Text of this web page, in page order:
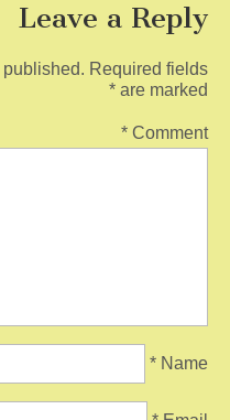
Leave a Reply
Required fields
are marked
*
Comment
*
Name
*